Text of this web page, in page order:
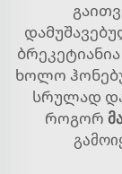
ხოლო
სრულად
როგორ